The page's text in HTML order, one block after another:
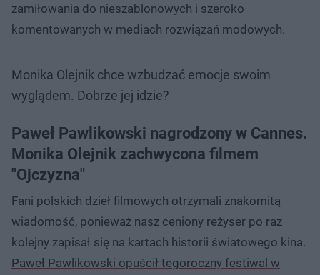
zamiłowania do nieszablonowych i szeroko
komentowanych w mediach rozwiązań modowych.
Monika Olejnik chce wzbudzać emocje swoim
wyglądem. Dobrze jej idzie?
Paweł Pawlikowski nagrodzony w Cannes.
Monika Olejnik zachwycona filmem
"Ojczyzna"
Fani polskich dzieł filmowych otrzymali znakomitą
wiadomość, ponieważ nasz ceniony reżyser po raz
kolejny zapisał się na kartach historii światowego kina.
Paweł Pawlikowski opuścił tegoroczny festiwal w